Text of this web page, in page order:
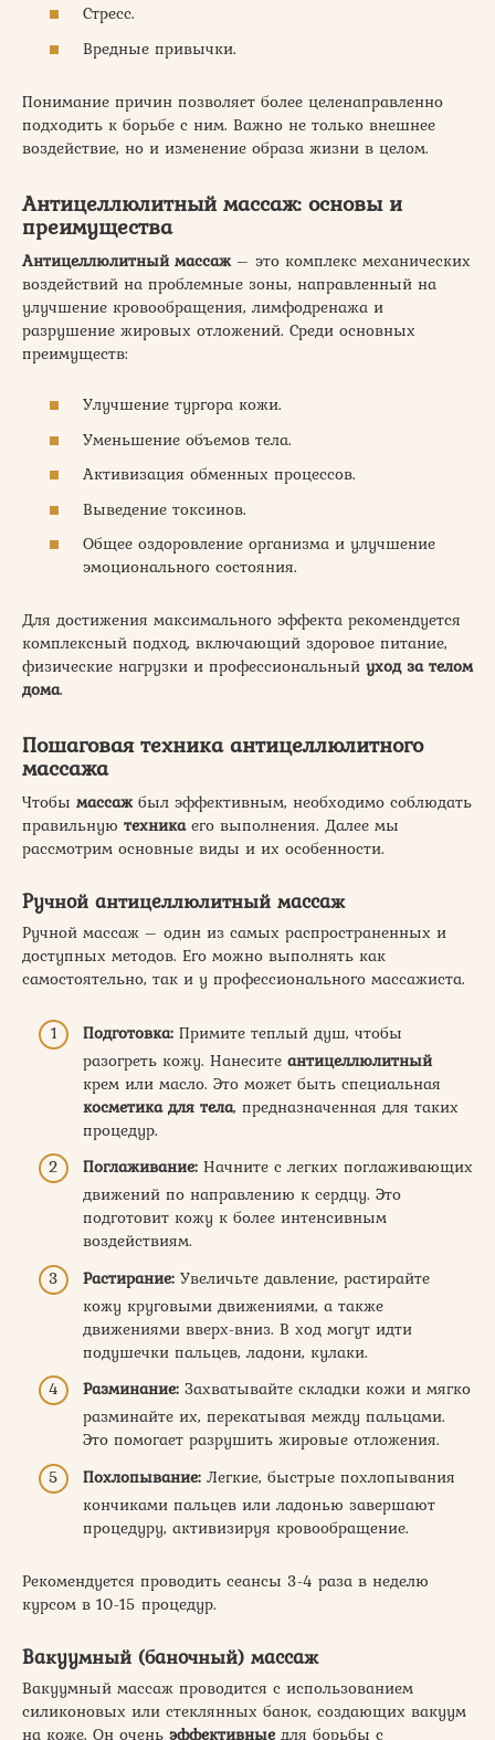
Стресс.
Вредные привычки.
Понимание причин позволяет более целенаправленно
подходить к борьбе с ним. Важно не только внешнее
воздействие, но и изменение образа жизни в целом.
Антицеллюлитный массаж: основы и
преимущества
Антицеллюлитный массаж– это комплекс механических
воздействий на проблемные зоны, направленный на
улучшение кровообращения, лимфодренажа и
разрушение жировых отложений. Среди основных
преимуществ:
Улучшение тургора кожи.
Уменьшение объемов тела.
Активизация обменных процессов.
Выведение токсинов.
Общее оздоровление организма и улучшение
эмоционального состояния.
Для достижения максимального эффекта рекомендуется
комплексный подход, включающий здоровое питание,
физические нагрузки и профессиональный уход за телом
дома.
Пошаговая техника антицеллюлитного
массажа
Чтобы массажбыл эффективным, необходимо соблюдать
правильную техникаего выполнения. Далее мы
рассмотрим основные виды и их особенности.
Ручной антицеллюлитный массаж
Ручной массаж – один из самых распространенных и
доступных методов. Его можно выполнять как
самостоятельно, так и у профессионального массажиста.
Подготовка: Примите теплый душ, чтобы
разогреть кожу. Нанесите антицеллюлитный
крем или масло. Это может быть специальная
косметика для тела, предназначенная для таких
процедур.
Поглаживание: Начните с легких поглаживающих
движений по направлению к сердцу. Это
подготовит кожу к более интенсивным
воздействиям.
Растирание: Увеличьте давление, растирайте
кожу круговыми движениями, а также
движениями вверх-вниз. В ход могут идти
подушечки пальцев, ладони, кулаки.
Разминание: Захватывайте складки кожи и мягко
разминайте их, перекатывая между пальцами.
Это помогает разрушить жировые отложения.
Похлопывание: Легкие, быстрые похлопывания
кончиками пальцев или ладонью завершают
процедуру, активизируя кровообращение.
Рекомендуется проводить сеансы 3-4 раза в неделю
курсом в 10-15 процедур.
Вакуумный (баночный) массаж
Вакуумный массаж проводится с использованием
силиконовых или стеклянных банок, создающих вакуум
на коже. Он очень эффективные для борьбы с